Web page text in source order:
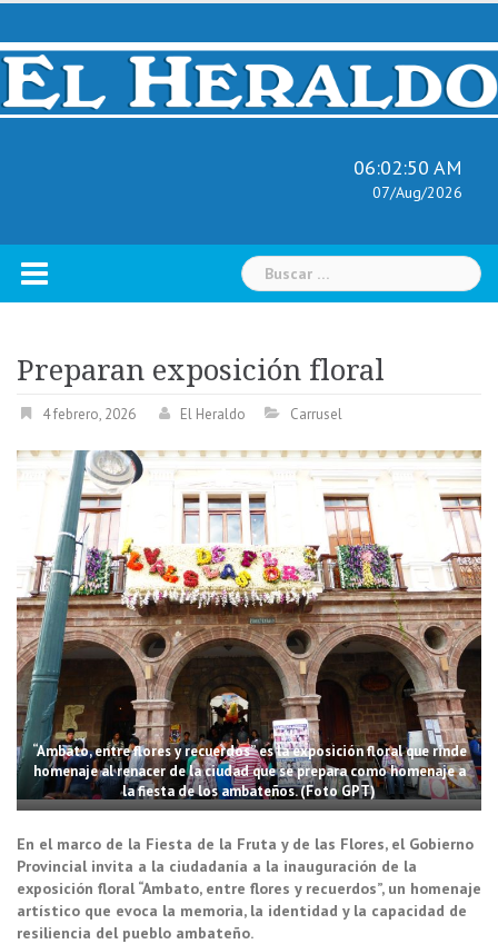
Skip
content
06:02:51 AM
07/Aug/2026
Buscar:
Preparan exposición floral
4 febrero, 2026 El Heraldo Carrusel
“Ambato, entre flores y recuerdos” es la exposición floral que rinde
homenaje al renacer de la ciudad que se prepara como homenaje a
la fiesta de los ambateños. (Foto GPT)
En el marco de la Fiesta de la Fruta y de las Flores, el Gobierno
Provincial invita a la ciudadanía a la inauguración de la
exposición floral “Ambato, entre flores y recuerdos”, un homenaje
artístico que evoca la memoria, la identidad y la capacidad de
resiliencia del pueblo ambateño.